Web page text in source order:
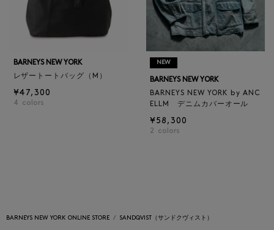
BARNEYS NEW YORK
レザートートバッグ（M）
¥47,300
4 colors
NEW
BARNEYS NEW YORK
BARNEYS NEW YORK by ANC
ELLM デニムカバーオール
¥58,300
2 colors
BARNEYS NEW YORK ONLINE STORE SANDQVIST（サンドクヴィスト）